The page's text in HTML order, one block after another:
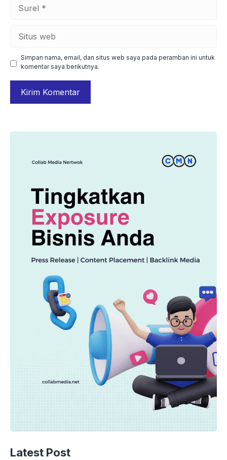
web
Simpan nama, email, dan situs web saya pada peramban ini untuk
komentar saya berikutnya.
Latest Post